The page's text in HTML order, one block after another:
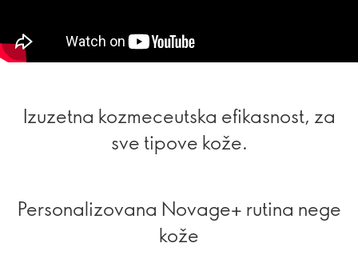
Izuzetna kozmeceutska efikasnost, za
sve tipove kože.
Personalizovana Novage+ rutina nege
kože